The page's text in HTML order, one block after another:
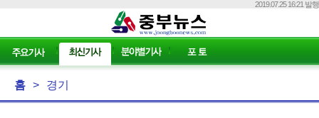
2019.07.25 16:21 발행
홈 > 경기